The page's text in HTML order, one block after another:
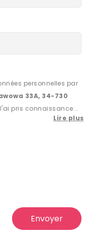
personnelles par
33A, 34-730
pris connaissance...
Lire plus
Envoyer